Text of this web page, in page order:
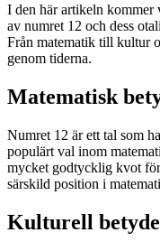
I den här artikeln kommer
av numret 12 och dess
Från matematik till kultur
genom tiderna.
Matematisk
Numret 12 är ett tal som
populärt val inom
mycket godtycklig kvot för
särskild position i
Kulturell